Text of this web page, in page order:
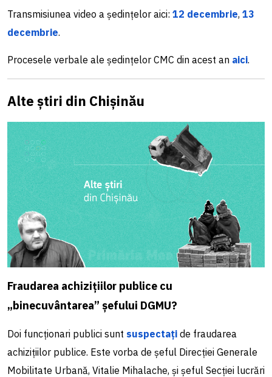
Transmisiunea video a ședințelor aici: 12 decembrie, 13
decembrie.
Procesele verbale ale ședințelor CMC din acest an aici.
Alte știri din Chișinău
Fraudarea achizițiilor publice cu
„binecuvântarea” șefului DGMU?
Doi funcționari publici sunt suspectați de fraudarea
achizițiilor publice. Este vorba de șeful Direcției Generale
Mobilitate Urbană, Vitalie Mihalache, și șeful Secției lucrări